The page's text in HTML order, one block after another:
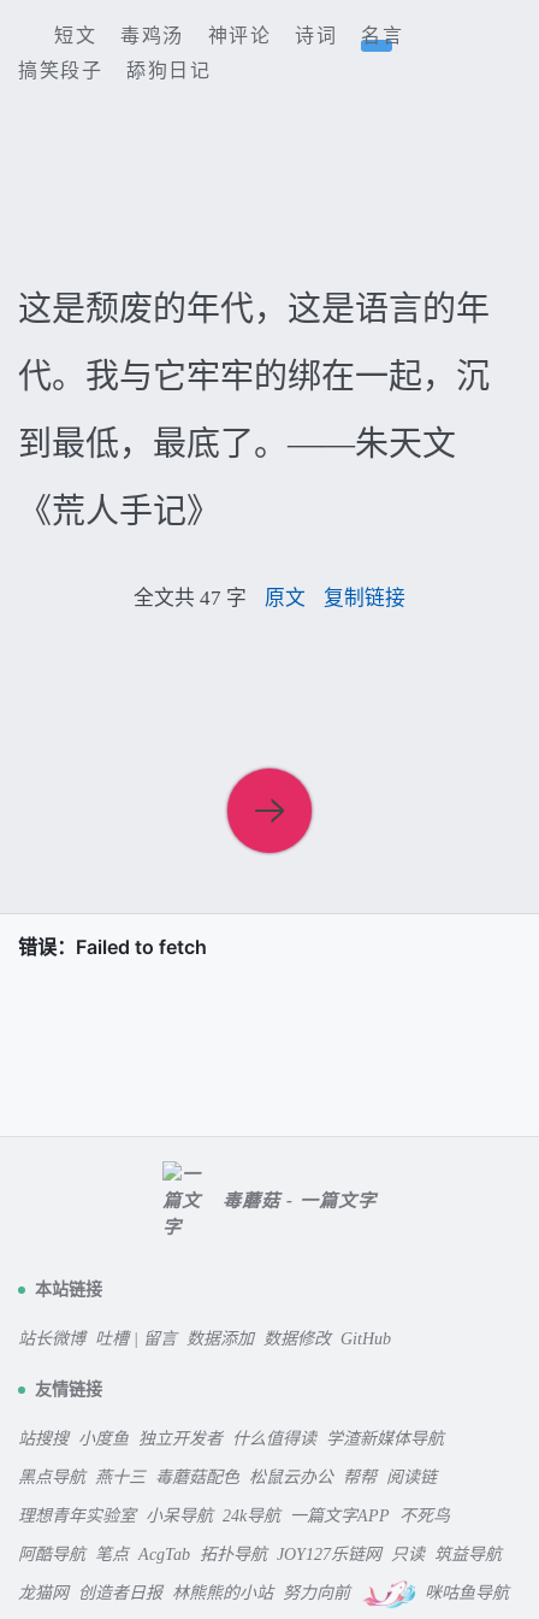
短文 毒鸡汤 神评论 诗词
名言
搞笑段子
舔狗日记
这是颓废的年代，这是语言的年
代。我与它牢牢的绑在一起，沉
到最低，最底了。——朱天文
《荒人手记》
全文共 47 字 原文 复制链接
毒蘑菇 - 一篇文字
本站链接
站长微博 吐槽 | 留言 数据添加 数据修改 GitHub
友情链接
站搜搜 小度鱼 独立开发者 什么值得读 学渣新媒体导航
黑点导航 燕十三 毒蘑菇配色 松鼠云办公 帮帮 阅读链
理想青年实验室 小呆导航 24k导航 一篇文字APP 不死鸟
阿酷导航 笔点 AcgTab 拓扑导航 JOY127乐链网 只读 筑益导航
龙猫网 创造者日报 林熊熊的小站 努力向前 咪咕鱼导航